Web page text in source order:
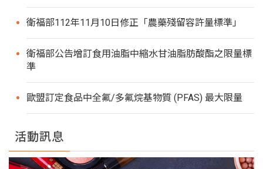
衛福部112年11月10日修正「農藥殘留容許量標準」
衛福部公告增訂食用油脂中縮水甘油脂肪酸酯之限量標
準
歐盟訂定食品中全氟/多氟烷基物質 (PFAS) 最大限量
活動訊息